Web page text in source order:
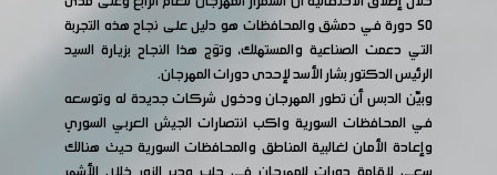
50 دورة في دمشق والمحافظات هو دليل على نجاح هذه التجربة
التي دعمت الصناعية والمستهلك، وتوَج هذا النجاح بزيارة السيد
الرئيس الدكتور بشار الأسد لإحدى دورات المهرجان.
وبيّن الدبس أن تطور المهرجان ودخول شركات جديدة له وتوسعه
في المحافظات السورية واكب انتصارات الجيش العربي السوري
وإعادة الأمان لغالبية المناطق والمحافظات السورية حيث هنالك